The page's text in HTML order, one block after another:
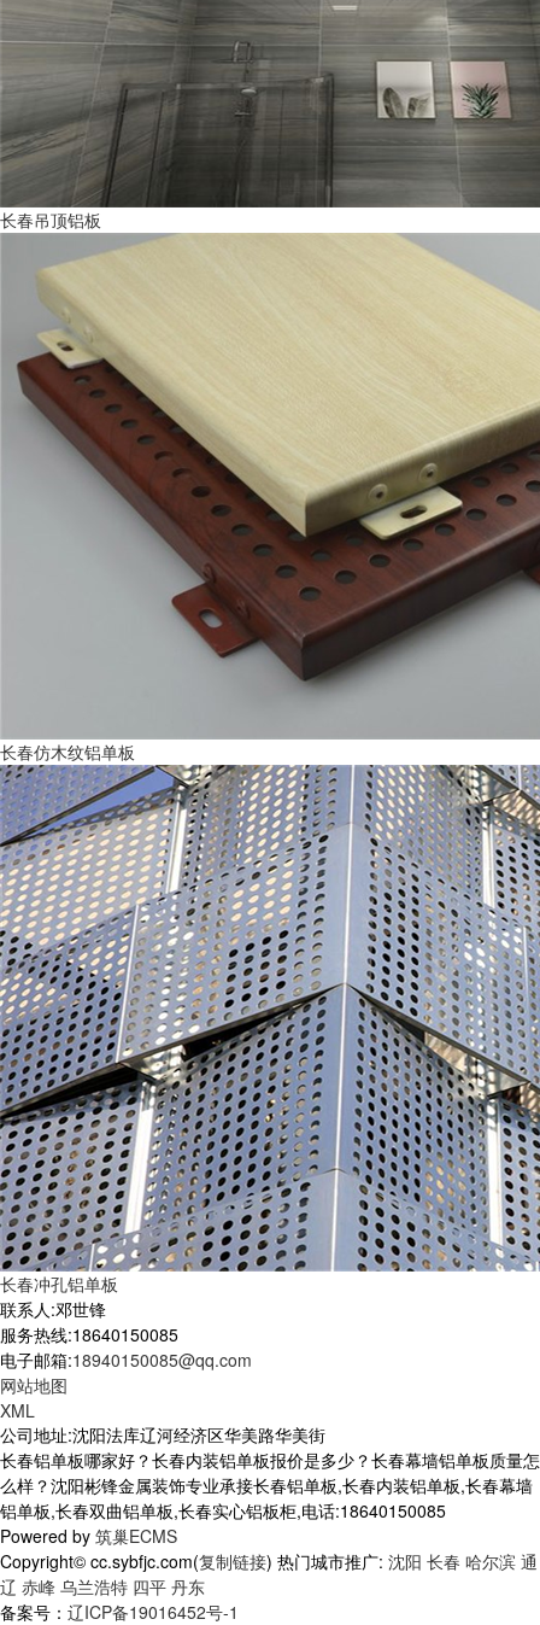
长春吊顶铝板
长春仿木纹铝单板
长春冲孔铝单板
联系人:邓世锋
服务热线:18640150085
电子邮箱:18940150085@qq.com
网站地图
XML
公司地址:沈阳法库辽河经济区华美路华美街
长春铝单板哪家好？长春内装铝单板报价是多少？长春幕墙铝单板质量怎
么样？沈阳彬锋金属装饰专业承接长春铝单板,长春内装铝单板,长春幕墙
铝单板,长春双曲铝单板,长春实心铝板柜,电话:18640150085
Powered by 筑巢ECMS
Copyright© cc.sybfjc.com(复制链接) 热门城市推广: 沈阳 长春 哈尔滨 通
辽 赤峰 乌兰浩特 四平 丹东
备案号： 辽ICP备19016452号-1